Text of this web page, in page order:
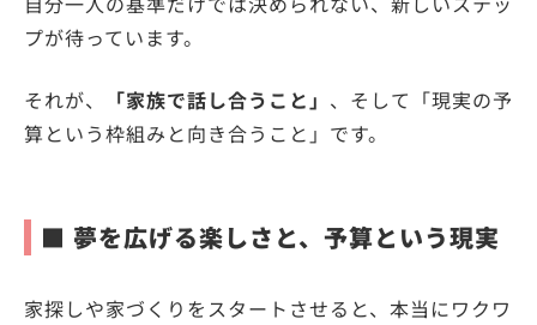
プが待っています。
それが、 「家族で話し合うこと」 、そして「現実の予
算という枠組みと向き合うこと」です。
■ 夢を広げる楽しさと、予算という現実
家探しや家づくりをスタートさせると、本当にワクワ